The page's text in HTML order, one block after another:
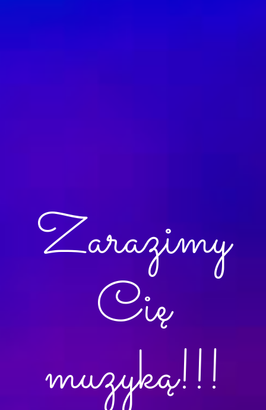
Zarazimy
Cię
muzyką!!!